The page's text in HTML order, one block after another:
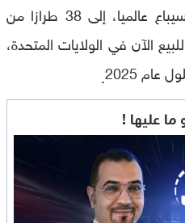
)، الذي سيباع عالميا، إلى 38 طرازا من
الآن في الولايات المتحدة،
.
ما عليها !